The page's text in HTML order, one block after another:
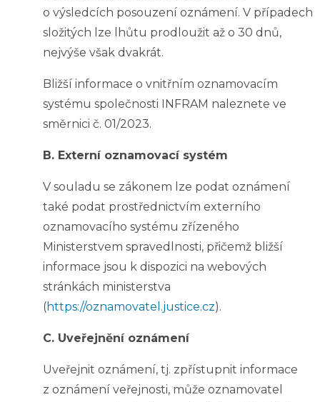
o výsledcích posouzení oznámení. V případech
složitých lze lhůtu prodloužit až o 30 dnů,
nejvýše však dvakrát.
Bližší informace o vnitřním oznamovacím
systému společnosti INFRAM naleznete ve
směrnici č. 01/2023.
B. Externí oznamovací systém
V souladu se zákonem lze podat oznámení
také podat prostřednictvím externího
oznamovacího systému zřízeného
Ministerstvem spravedlnosti, přičemž bližší
informace jsou k dispozici na webových
stránkách ministerstva
(https://oznamovatel.justice.cz).
C. Uveřejnění oznámení
Uveřejnit oznámení, tj. zpřístupnit informace
z oznámení veřejnosti, může oznamovatel